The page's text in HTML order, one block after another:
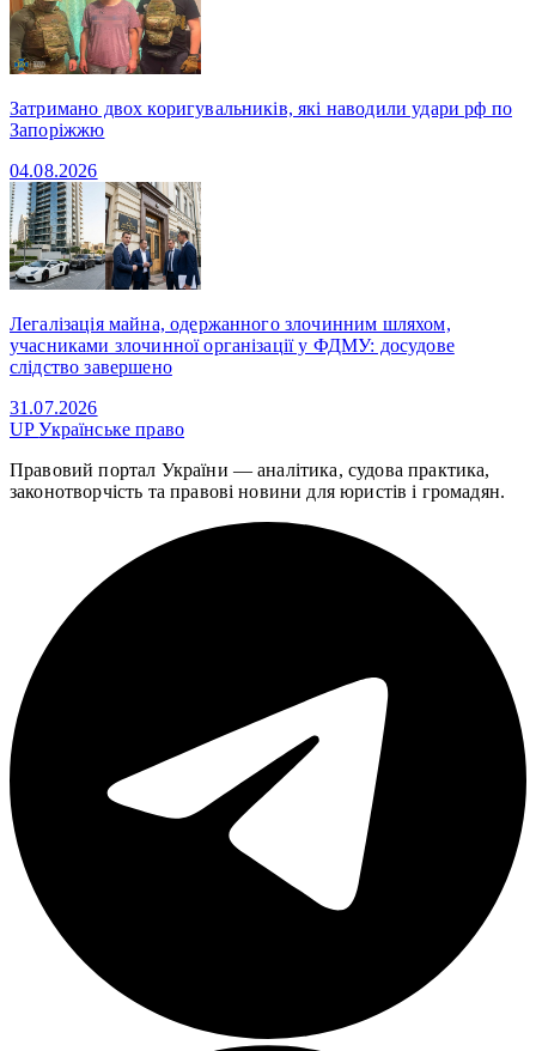
Затримано двох коригувальників, які наводили удари рф по
Запоріжжю
04.08.2026
Легалізація майна, одержанного злочинним шляхом,
учасниками злочинної організації у ФДМУ: досудове
слідство завершено
31.07.2026
UPУкраїнське право
Правовий портал України — аналітика, судова практика,
законотворчість та правові новини для юристів і громадян.